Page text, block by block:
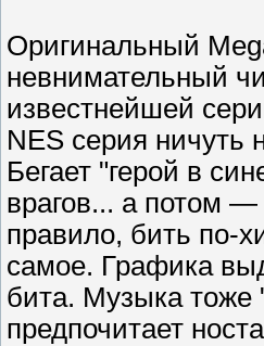
Оригинальный
невнимательный
известнейшей
NES серия ничуть
Бегает "герой в
врагов... а потом
правило, бить по-
самое. Графика
бита. Музыка тоже
предпочитает